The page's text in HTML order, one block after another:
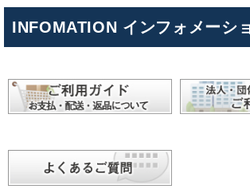
INFOMATION インフォメーシ